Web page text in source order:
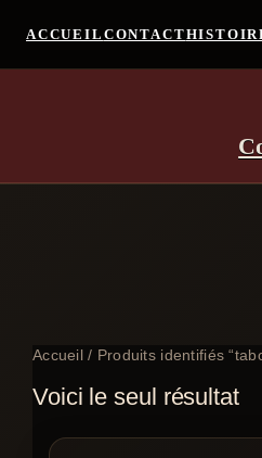
ACCUEIL CONTACT
Accueil/ Produits identifiés
Voici le seul résultat